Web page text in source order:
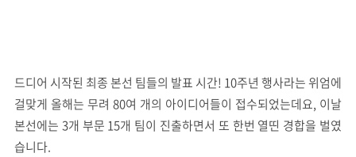
드디어 시작된 최종 본선 팀들의 발표 시간! 10주년 행사라는 위엄에
걸맞게 올해는 무려 80여 개의 아이디어들이 접수되었는데요, 이날
본선에는 3개 부문 15개 팀이 진출하면서 또 한번 열띤 경합을 벌였
습니다.